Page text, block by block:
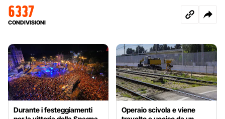
6337
CONDIVISIONI
Durante i festeggiamenti
Operaio scivola e viene